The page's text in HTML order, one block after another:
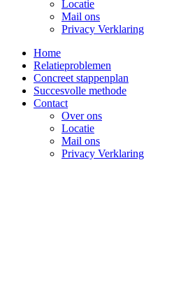
Locatie
Mail ons
Privacy Verklaring
Home
Relatieproblemen
Concreet stappenplan
Succesvolle methode
Contact
Over ons
Locatie
Mail ons
Privacy Verklaring